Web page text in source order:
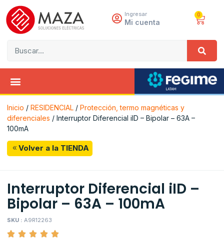
Ingresar
Mi cuenta
0
Inicio / RESIDENCIAL / Protección, termo magnéticas y
diferenciales / Interruptor Diferencial iID – Bipolar – 63A –
100mA
Volver a la TIENDA
Interruptor Diferencial iID –
Bipolar – 63A – 100mA
SKU : A9R12263